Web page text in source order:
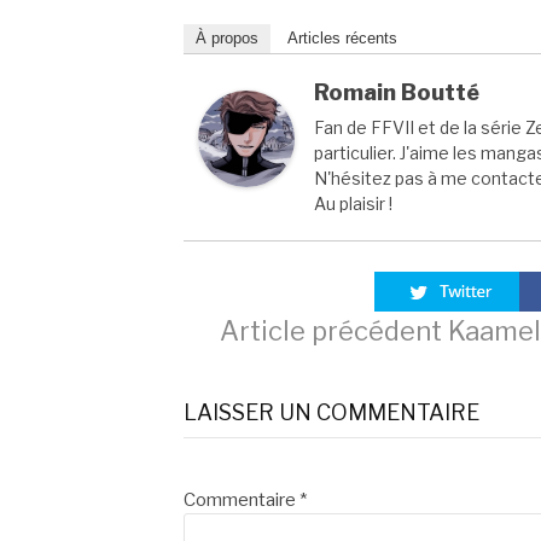
À propos Articles récents
Romain Boutté
Fan de FFVII et de la série
particulier. J'aime les
N'hésitez pas à me
Au plaisir !
Lire
la
suite
Article précédent
LAISSER UN COMMENTAIRE
Commentaire *